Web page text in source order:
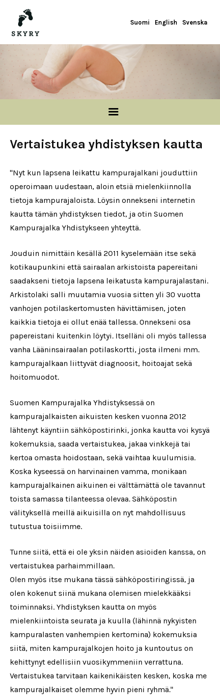
Suomi English Svenska
Vertaistukea yhdistyksen kautta
"Nyt kun lapsena leikattu kampurajalkani jouduttiin
operoimaan uudestaan, aloin etsiä mielenkiinnolla
tietoja kampurajaloista. Löysin onnekseni internetin
kautta tämän yhdistyksen tiedot, ja otin Suomen
Kampurajalka Yhdistykseen yhteyttä.
Jouduin nimittäin kesällä 2011 kyselemään itse sekä
kotikaupunkini että sairaalan arkistoista papereitani
saadakseni tietoja lapsena leikatusta kampurajalastani.
Arkistolaki salli muutamia vuosia sitten yli 30 vuotta
vanhojen potilaskertomusten hävittämisen, joten
kaikkia tietoja ei ollut enää tallessa. Onnekseni osa
papereistani kuitenkin löytyi. Itselläni oli myös tallessa
vanha Lääninsairaalan potilaskortti, josta ilmeni mm.
kampurajalkaan liittyvät diagnoosit, hoitoajat sekä
hoitomuodot.
Suomen Kampurajalka Yhdistyksessä on
kampurajalkaisten aikuisten kesken vuonna 2012
lähtenyt käyntiin sähköpostirinki, jonka kautta voi kysyä
kokemuksia, saada vertaistukea, jakaa vinkkejä tai
kertoa omasta hoidostaan, sekä vaihtaa kuulumisia.
Koska kyseessä on harvinainen vamma, monikaan
kampurajalkainen aikuinen ei välttämättä ole tavannut
toista samassa tilanteessa olevaa. Sähköpostin
välityksellä meillä aikuisilla on nyt mahdollisuus
tutustua toisiimme.
Tunne siitä, että ei ole yksin näiden asioiden kanssa, on
vertaistukea parhaimmillaan.
Olen myös itse mukana tässä sähköpostiringissä, ja
olen kokenut siinä mukana olemisen mielekkääksi
toiminnaksi. Yhdistyksen kautta on myös
mielenkiintoista seurata ja kuulla (lähinnä nykyisten
kampuralasten vanhempien kertomina) kokemuksia
siitä, miten kampurajalkojen hoito ja kuntoutus on
kehittynyt edellisiin vuosikymmeniin verrattuna.
Vertaistukea tarvitaan kaikenikäisten kesken, koska me
kampurajalkaiset olemme hyvin pieni ryhmä."